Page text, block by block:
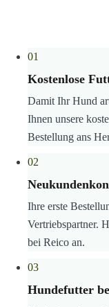
01
Kostenlose
Damit Ihr Hund
Ihnen unsere
Bestellung ans
02
Ihre erste
Vertriebspartner.
bei Reico an.
03
Hundefutter